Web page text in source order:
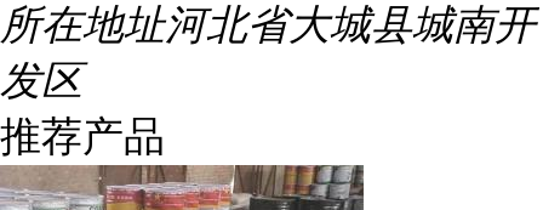
所在地址河北省大城县城南开
发区
推荐产品